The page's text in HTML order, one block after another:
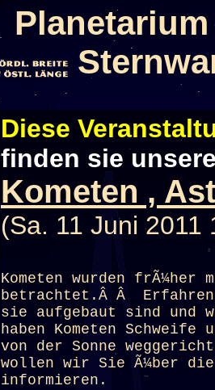
Diese
finden sie
Kometen ,
(Sa. 11 Juni 2011
Kometen wurden frÃ¼her
betrachtet.Â Â
sie aufgebaut sind und
haben Kometen
von der Sonne
wollen wir Sie Ã¼ber
informieren.